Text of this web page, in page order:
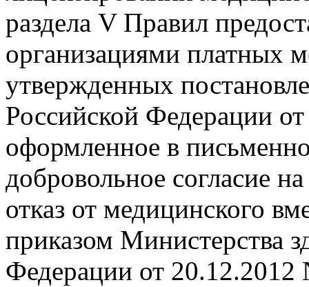
раздела V Правил
организациями платных
утвержденных
Российской Федерации
оформленное в
добровольное согласие
отказ от медицинского
приказом Министерства
Федерации от 20.12.2012